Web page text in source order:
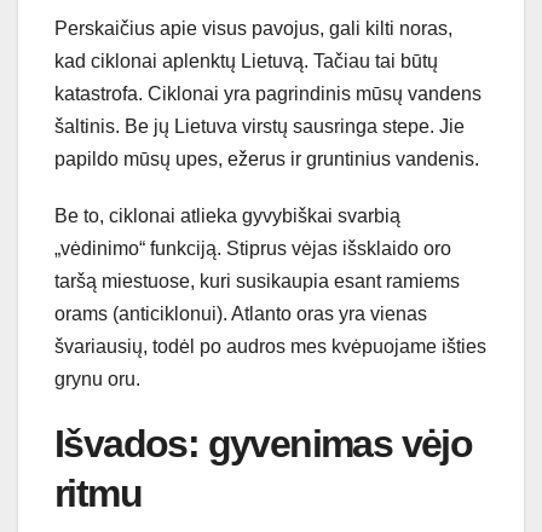
Perskaičius apie visus pavojus, gali kilti noras,
kad ciklonai aplenktų Lietuvą. Tačiau tai būtų
katastrofa. Ciklonai yra pagrindinis mūsų vandens
šaltinis. Be jų Lietuva virstų sausringa stepe. Jie
papildo mūsų upes, ežerus ir gruntinius vandenis.
Be to, ciklonai atlieka gyvybiškai svarbią
„vėdinimo“ funkciją. Stiprus vėjas išsklaido oro
taršą miestuose, kuri susikaupia esant ramiems
orams (anticiklonui). Atlanto oras yra vienas
švariausių, todėl po audros mes kvėpuojame išties
grynu oru.
Išvados: gyvenimas vėjo
ritmu